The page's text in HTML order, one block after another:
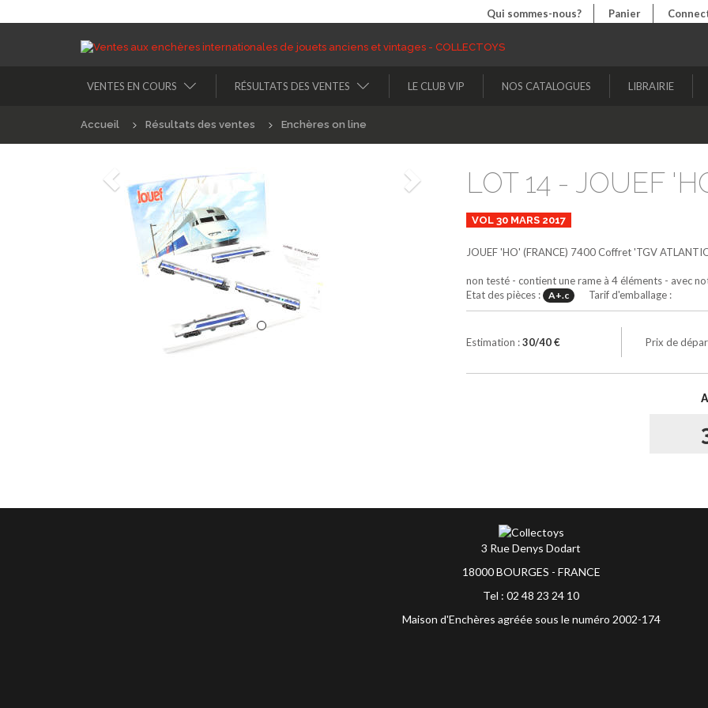
Qui sommes-nous? Panier
VENTES EN COURS RÉSULTATS DES VENTES LE CLUB VIP NOS CATALOGUES LIBRAIRIE
Accueil Résultats des ventes Enchères on line
Précédént Suivant LOT 14 - JOUEF
VOL 30 MARS 2017
JOUEF 'HO' (FRANCE) 7400 Coffret 'TGV
non testé - contient une rame à 4 éléments - avec
Etat des pièces :
A+.c Tarif d'emballage :
Estimation :30/40 € Prix de
3 Rue Denys Dodart
18000 BOURGES - FRANCE
Tel : 02 48 23 24 10
Maison d'Enchères agréée sous le numéro 2002-174